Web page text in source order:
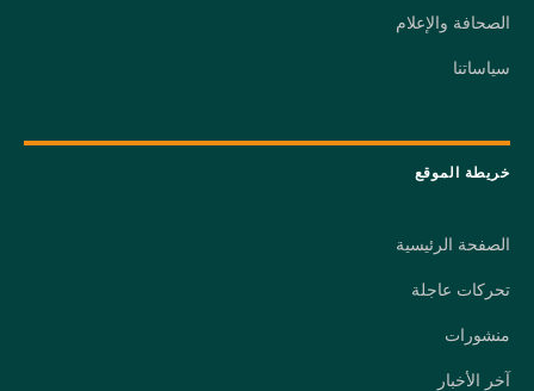
الصحافة والإعلام
سياساتنا
خريطة الموقع
الصفحة الرئيسية
تحركات عاجلة
منشورات
آخر الأخبار